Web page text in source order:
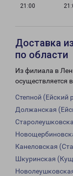
21:00
Доставка
по области
Из филиала в
осуществляется
Степной (Ейский
Должанская
Канеловская
Шкуринская